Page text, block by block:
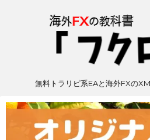
無料トラリピ系EAと海外FXの